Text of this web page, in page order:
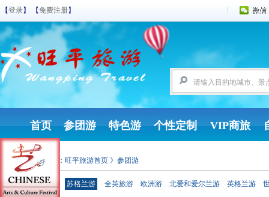
【登录】 【免费注册】
首页 参团游 特色游 个性定制 VIP商旅
您现在的位置： 旺平旅游首页 》参团游
参团游 苏格兰游 全英旅游 欧洲游 北爱和爱尔兰游 英格兰游